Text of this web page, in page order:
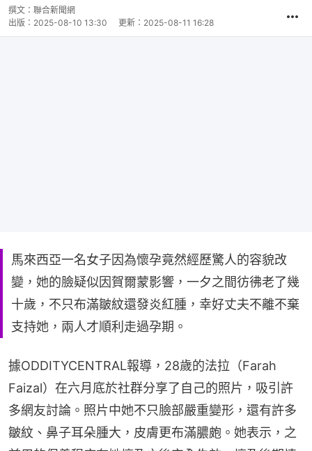
撰文： 聯合新聞網
出版： 2025-08-10 13:30 更新： 2025-08-11 16:28
馬來西亞一名女子因為懷孕竟然經歷驚人的容貌改
變，她的臉疑似因賀爾蒙影響，一夕之間彷彿老了幾
十歲，不只布滿皺紋還發炎紅腫，幸好丈夫不離不棄
支持她，兩人才順利走過孕期。
據ODDITYCENTRAL報導，28歲的法拉（Farah
Faizal）在六月底於社群分享了自己的照片，吸引許
多網友討論。照片中她不只臉部嚴重變形，還有許多
皺紋、鼻子耳朵腫大，皮膚更布滿膿皰。她表示，之